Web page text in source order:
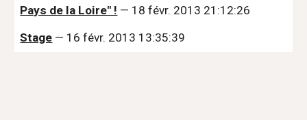
Pays de la Loire" ! — 18 févr. 2013 21:12:26
Stage — 16 févr. 2013 13:35:39